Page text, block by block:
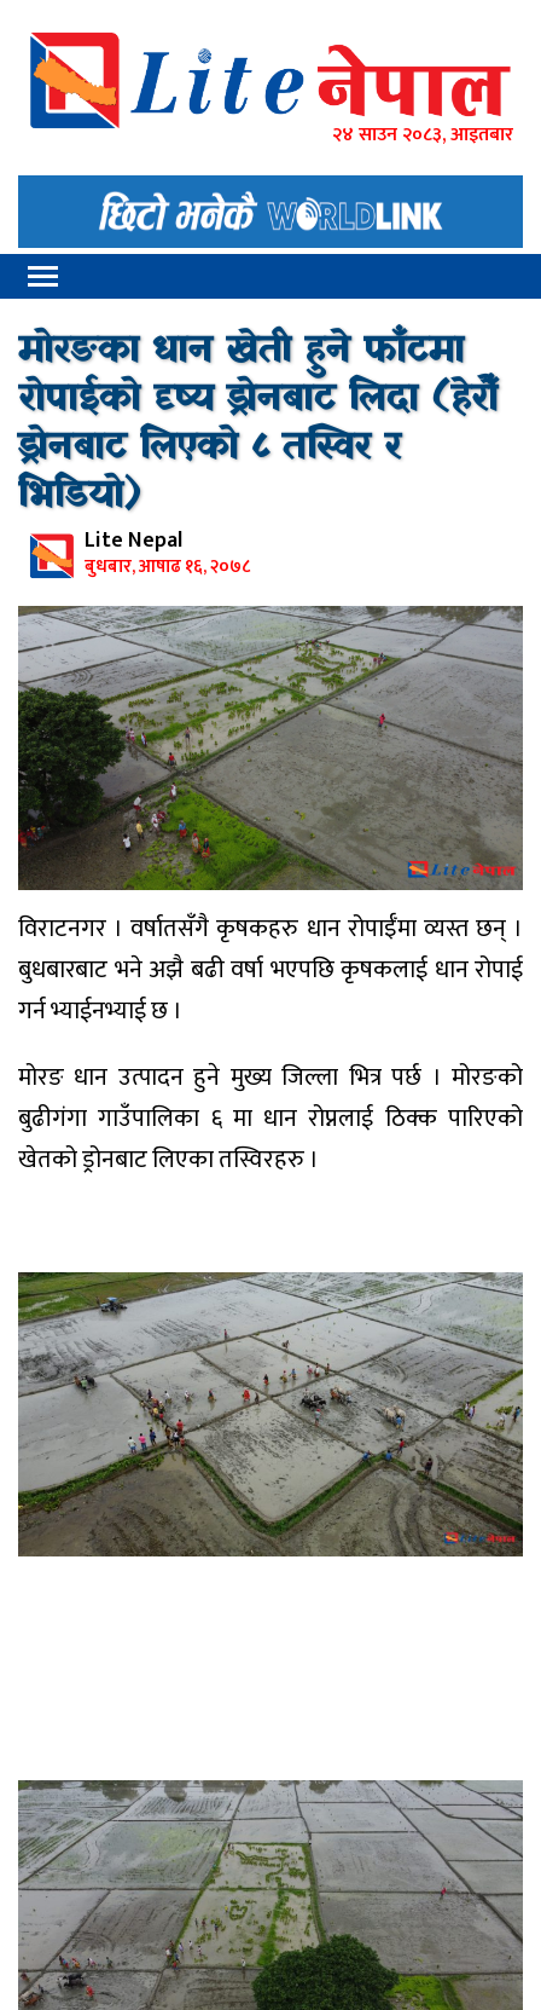
२४ साउन २०८३, आइतबार
मोरङका धान खेती हुने फाँटमा
रोपाईको दृष्य ड्रोनबाट लिदा (हेरौँ
ड्रोनबाट लिएको ८ तस्विर र
भिडियो)
Lite Nepal
बुधबार, आषाढ १६, २०७८
विराटनगर । वर्षातसँगै कृषकहरु धान रोपाईँमा व्यस्त छन् ।
बुधबारबाट भने अझै बढी वर्षा भएपछि कृषकलाई धान रोपाई
गर्न भ्याईनभ्याई छ ।
मोरङ धान उत्पादन हुने मुख्य जिल्ला भित्र पर्छ । मोरङको
बुढीगंगा गाउँपालिका ६ मा धान रोप्नलाई ठिक्क पारिएको
खेतको ड्रोनबाट लिएका तस्विरहरु ।